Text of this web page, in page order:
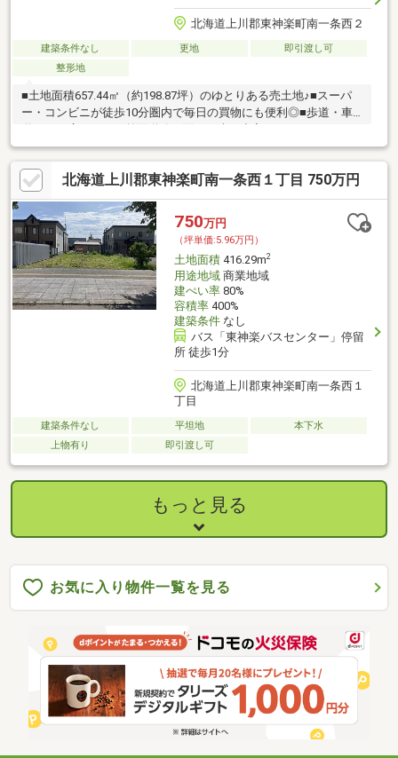
北海道上川郡東神楽町南一条西２
建築条件なし 更地
即引渡し可
整形地
■土地面積657.44㎡（約198.87坪）のゆとりある売土地♪■スーパ
ー・コンビニが徒歩10分圏内で毎日の買物にも便利◎■歩道・車
す♪■広さを活かして駐車スペースやお庭、家庭菜園もゆったり計
画可能◎■周辺は住宅が建ち並ぶ落ち着いた住環境で、新築用地
としておすすめ♪■平屋や二世帯住宅など、ゆとりある敷地を活か
した住まいづくりにもぴったりです！■建物配置や外構計画の自
由度も高く、理想の暮らしを形にしやすい土地です◎お気軽にお
問い合わせください♪（TEL:011-790-8100）
北海道上川郡東神楽町南一条西１丁目 750万円
750万円
（坪単価:5.96万円）
土地面積416.29m2
用途地域商業地域
建ぺい率80%
容積率400%
建築条件なし
バス「東神楽バスセンター」停留
所 徒歩1分
北海道上川郡東神楽町南一条西１
丁目
建築条件なし 平坦地
本下水
上物有り
即引渡し可
もっと見る
お気に入り物件一覧を見る